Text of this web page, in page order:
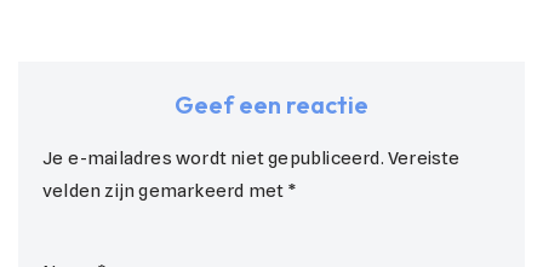
Geef een reactie
Je e-mailadres wordt niet gepubliceerd. Vereiste
velden zijn gemarkeerd met *